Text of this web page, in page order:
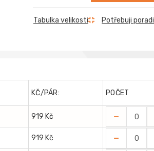
Tabulka velikosti Potřebuji
KČ/PÁR: POČET
919 Kč -
919 Kč -